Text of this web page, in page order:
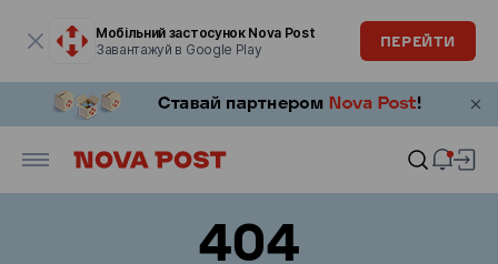
Мобільний застосунок Nova Post
Завантажуй в Google Play
ПЕРЕЙТИ
404